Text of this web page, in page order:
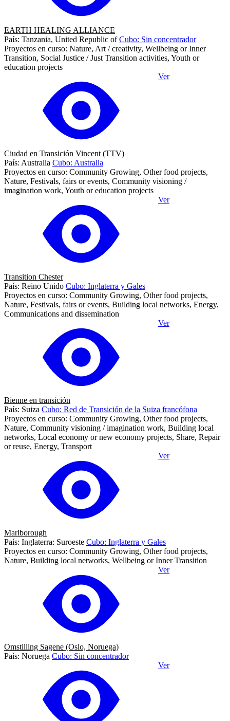
EARTH HEALING ALLIANCE
País: Tanzania, United Republic of Cubo: Sin concentrador
Proyectos en curso: Nature, Art / creativity, Wellbeing or Inner
Transition, Social Justice / Just Transition activities, Youth or
education projects
Ver
Ciudad en Transición Vincent (TTV)
País: Australia Cubo: Australia
Proyectos en curso: Community Growing, Other food projects,
Nature, Festivals, fairs or events, Community visioning /
imagination work, Youth or education projects
Ver
Transition Chester
País: Reino Unido Cubo: Inglaterra y Gales
Proyectos en curso: Community Growing, Other food projects,
Nature, Festivals, fairs or events, Building local networks, Energy,
Communications and dissemination
Ver
Bienne en transición
País: Suiza Cubo: Red de Transición de la Suiza francófona
Proyectos en curso: Community Growing, Other food projects,
Nature, Community visioning / imagination work, Building local
networks, Local economy or new economy projects, Share, Repair
or reuse, Energy, Transport
Ver
Marlborough
País: Inglaterra: Suroeste Cubo: Inglaterra y Gales
Proyectos en curso: Community Growing, Other food projects,
Nature, Building local networks, Wellbeing or Inner Transition
Ver
Omstilling Sagene (Oslo, Noruega)
País: Noruega Cubo: Sin concentrador
Ver